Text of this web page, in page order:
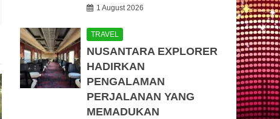
1 August 2026
TRAVEL
NUSANTARA EXPLORER
HADIRKAN
PENGALAMAN
PERJALANAN YANG
MEMADUKAN